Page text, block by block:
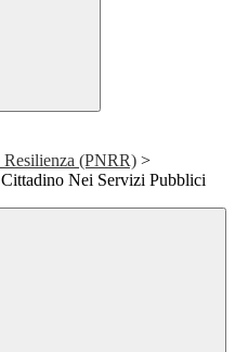
Resilienza (PNRR) >
Nei Servizi Pubblici